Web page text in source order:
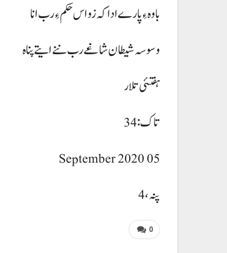
باوہ ءِ پارے ادا کہ زو اس حکم ءِ رب انا
وسوسہ شیطان شاغے رب ننے ایتے پناہ
ہفتئی تلار
تاک: 34
05 September 2020
پنہ، 4
0